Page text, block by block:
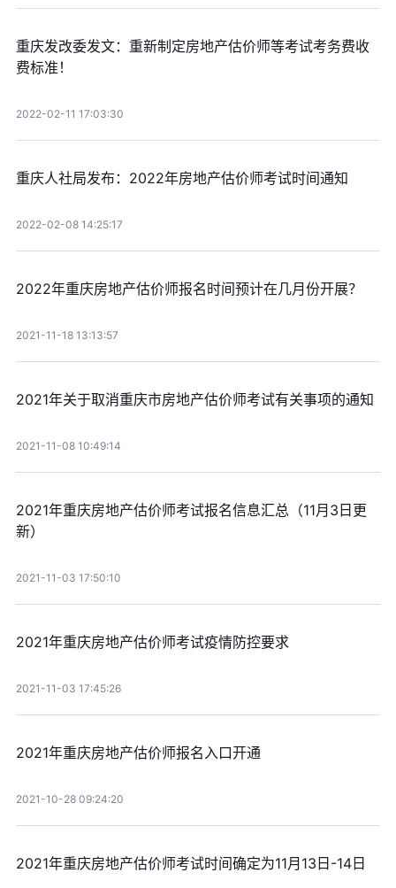
重庆发改委发文：重新制定房地产估价师等考试考务费收
费标准！
2022-02-11 17:03:30
重庆人社局发布：2022年房地产估价师考试时间通知
2022-02-08 14:25:17
2022年重庆房地产估价师报名时间预计在几月份开展？
2021-11-18 13:13:57
2021年关于取消重庆市房地产估价师考试有关事项的通知
2021-11-08 10:49:14
2021年重庆房地产估价师考试报名信息汇总（11月3日更
新）
2021-11-03 17:50:10
2021年重庆房地产估价师考试疫情防控要求
2021-11-03 17:45:26
2021年重庆房地产估价师报名入口开通
2021-10-28 09:24:20
2021年重庆房地产估价师考试时间确定为11月13日-14日